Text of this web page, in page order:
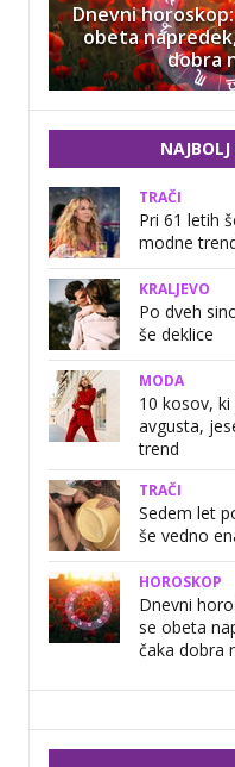
Dnevni
obeta
dobra
TRAČI
Pri 61 letih
modne
KRALJEVO
Po dveh
še deklice
MODA
10 kosov,
avgusta,
trend
TRAČI
Sedem let
še vedno
HOROSKOP
Dnevni
se obeta
čaka dobra